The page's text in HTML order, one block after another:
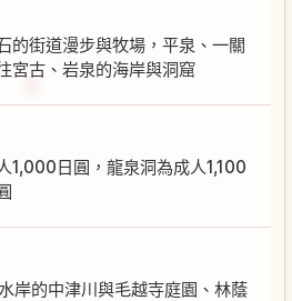
的街道漫步與牧場，平泉、一關
宮古、岩泉的海岸與洞窟
1,000日圓，龍泉洞為成人1,100
岸的中津川與毛越寺庭園、林蔭